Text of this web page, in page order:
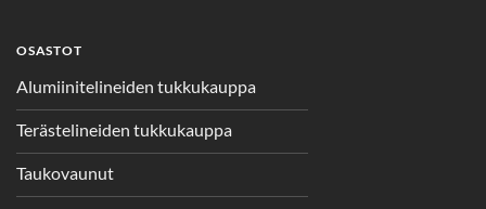
OSASTOT
Alumiinitelineiden tukkukauppa
Terästelineiden tukkukauppa
Taukovaunut